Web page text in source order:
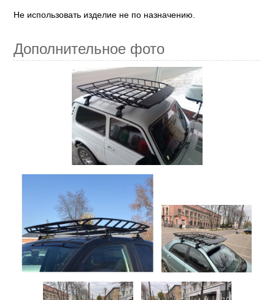
Не использовать изделие не по назначению.
Дополнительное фото